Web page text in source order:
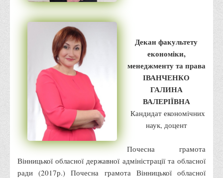
Здобутки студентів
Матеріали наукових конференцій та вебінарів
Міжнародна діяльність
Закордонні партнери
Програми подвійного диплому
Програми стажування (міжнародна практика)
Міжнародні проєкти
Корисні посилання
Навчально-методичний
З організації виховної та культурно-мистецької роботи
студентів
Декан факультету
економіки,
менеджменту та права
ІВАНЧЕНКО
ГАЛИНА
ВАЛЕРІЇВНА
Кандидат економічних
наук, доцент
Почесна грамота
Вінницької обласної державної адміністрації та обласної
ради (2017р.) Почесна грамота Вінницької обласної